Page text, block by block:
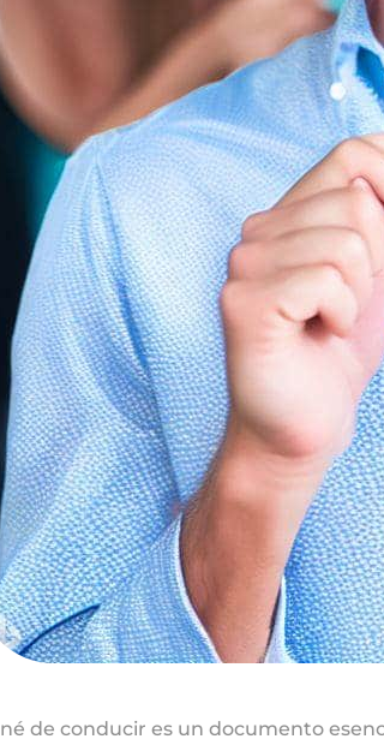
de conducir es un documento